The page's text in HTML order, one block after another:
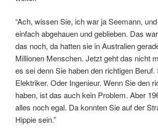
“Ach, wissen Sie, ich war ja Seemann,
einfach abgehauen und geblieben. Das
das noch, da hatten sie in Australien
Millionen Menschen. Jetzt geht das nicht
es sei denn Sie haben den richtigen
Elektriker. Oder Ingenieur. Wenn Sie den
haben, ist das auch kein Problem. Aber
alles noch egal. Da konnten Sie auf der
Hippie sein.”